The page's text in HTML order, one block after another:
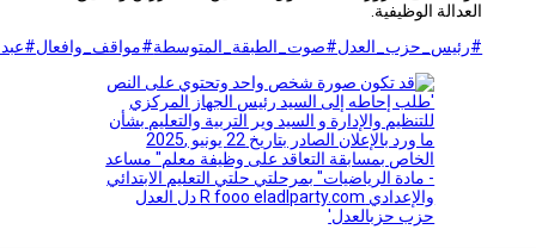
الوظيفية.
#صوت_الطبقة_المتوسطة#مواقف_وافعال#عبدالمنعم_امام